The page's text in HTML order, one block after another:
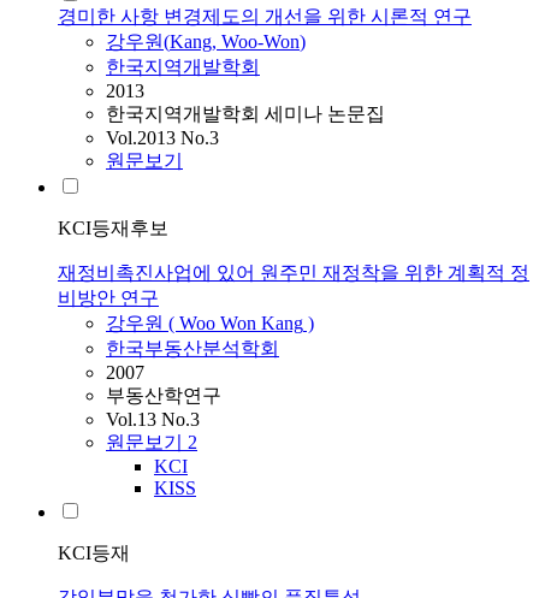
경미한 사항 변경제도의 개선을 위한 시론적 연구
강우원(Kang, Woo-Won)
한국지역개발학회
2013
한국지역개발학회 세미나 논문집
Vol.2013 No.3
원문보기
KCI등재후보
재정비촉진사업에 있어 원주민 재정착을 위한 계획적 정
비방안 연구
강우원 ( Woo Won Kang )
한국부동산분석학회
2007
부동산학연구
Vol.13 No.3
원문보기 2
KCI
KISS
KCI등재